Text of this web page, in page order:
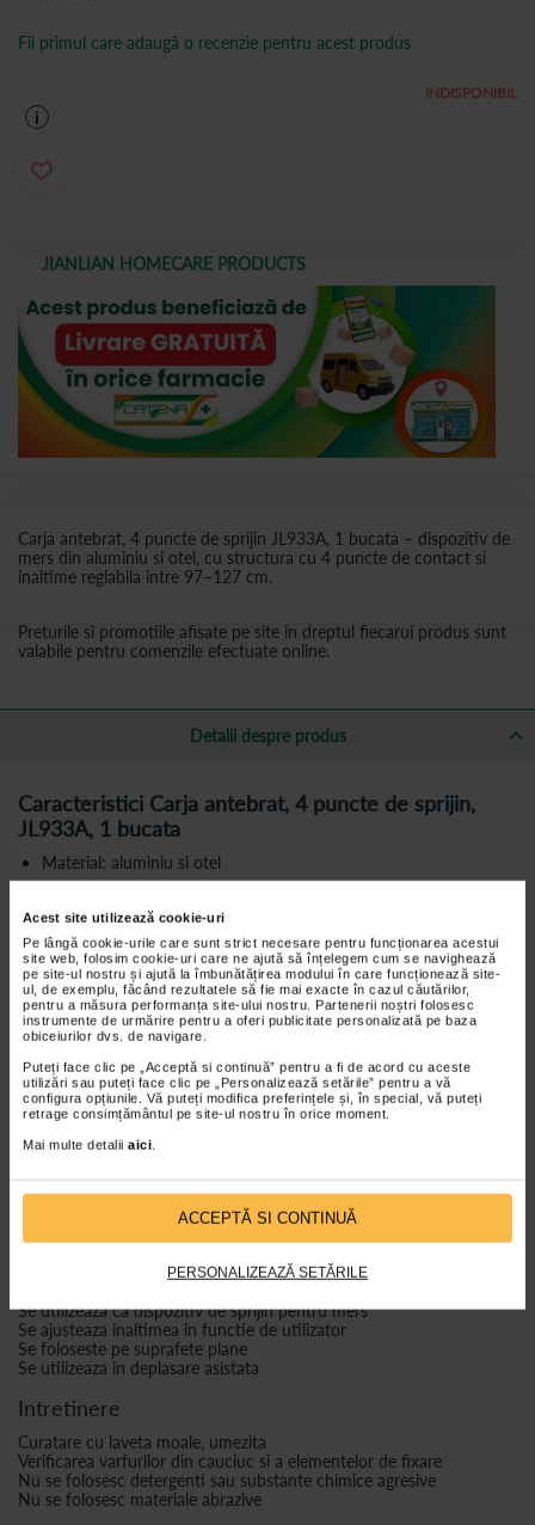
Acest site utilizează cookie-uri
Pe lângă cookie-urile care sunt strict necesare pentru funcționarea acestui
site web, folosim cookie-uri care ne ajută să înțelegem cum se navighează
pe site-ul nostru și ajută la îmbunătățirea modului în care funcționează site-
ul, de exemplu, făcând rezultatele să fie mai exacte în cazul căutărilor,
pentru a măsura performanța site-ului nostru. Partenerii noștri folosesc
instrumente de urmărire pentru a oferi publicitate personalizată pe baza
obiceiurilor dvs. de navigare.
Puteți face clic pe „Acceptă si continuă” pentru a fi de acord cu aceste
utilizări sau puteți face clic pe „Personalizează setările” pentru a vă
configura opțiunile. Vă puteți modifica preferințele și, în special, vă puteți
retrage consimțământul pe site-ul nostru în orice moment.
Mai multe detalii aici
ACCEPTĂ SI CONTINUĂ
PERSONALIZEAZĂ SETĂRILE
JIANLIAN HOMECARE PRODUCTS
Carja antebrat, 4 puncte de sprijin JL933A, 1 bucata – dispozitiv de
mers din aluminiu si otel, cu structura cu 4 puncte de contact si
inaltime reglabila intre 97–127 cm.
INDISPONIBIL
Fii primul care adaugă o recenzie pentru acest produs
i
Preturile si promotiile afisate pe site in dreptul fiecarui produs sunt
valabile pentru comenzile efectuate online.
Detalii despre produs
Caracteristici Carja antebrat, 4 puncte de sprijin,
JL933A, 1 bucata
Material: aluminiu si otel
Inaltime reglabila: 97–127 cm
Diametru tub superior: 22 mm
Diametru tub inferior: 19 mm
Suport antebrat integrat
Manere din spuma
4 puncte de sprijin cu varfuri din cauciuc antiderapant
Carja JL933A este un dispozitiv de mers realizat din aluminiu si otel,
prevazut cu sprijin pentru antebrat si structura cu patru puncte de
cauciuc antiderapant.
Inaltimea este reglabila intre 97 si 127 cm, iar structura permite
utilizarea in functie de configuratia utilizatorului.
Se utilizeaza ca dispozitiv de sprijin pentru mers
Se ajusteaza inaltimea in functie de utilizator
Se foloseste pe suprafete plane
Se utilizeaza in deplasare asistata
Intretinere
Curatare cu laveta moale, umezita
Verificarea varfurilor din cauciuc si a elementelor de fixare
Nu se folosesc detergenti sau substante chimice agresive
Nu se folosesc materiale abrazive